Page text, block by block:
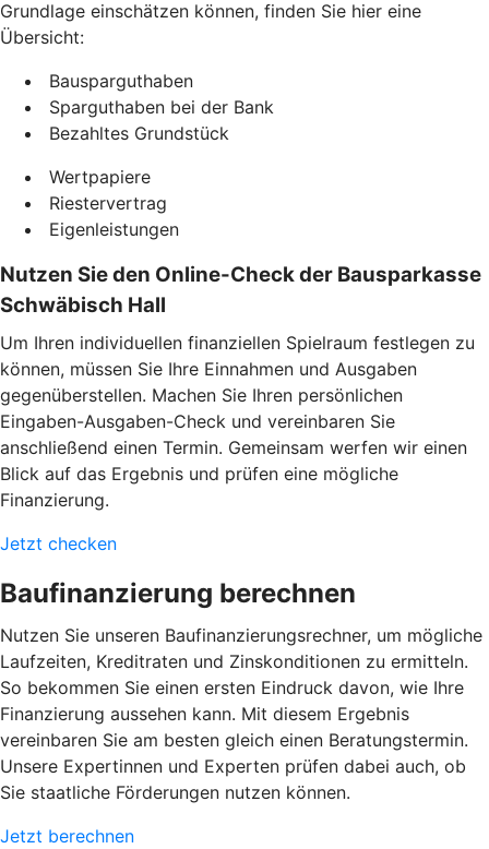
Grundlage einschätzen können, finden Sie hier eine
Übersicht:
Bausparguthaben
Sparguthaben bei der Bank
Bezahltes Grundstück
Wertpapiere
Riestervertrag
Eigenleistungen
Nutzen Sie den Online-Check der Bausparkasse
Schwäbisch Hall
Um Ihren individuellen finanziellen Spielraum festlegen zu
können, müssen Sie Ihre Einnahmen und Ausgaben
gegenüberstellen. Machen Sie Ihren persönlichen
Eingaben-Ausgaben-Check und vereinbaren Sie
anschließend einen Termin. Gemeinsam werfen wir einen
Blick auf das Ergebnis und prüfen eine mögliche
Finanzierung.
Jetzt checken
Baufinanzierung berechnen
Nutzen Sie unseren Baufinanzierungsrechner, um mögliche
Laufzeiten, Kreditraten und Zinskonditionen zu ermitteln.
So bekommen Sie einen ersten Eindruck davon, wie Ihre
Finanzierung aussehen kann. Mit diesem Ergebnis
vereinbaren Sie am besten gleich einen Beratungstermin.
Unsere Expertinnen und Experten prüfen dabei auch, ob
Sie staatliche Förderungen nutzen können.
Jetzt berechnen